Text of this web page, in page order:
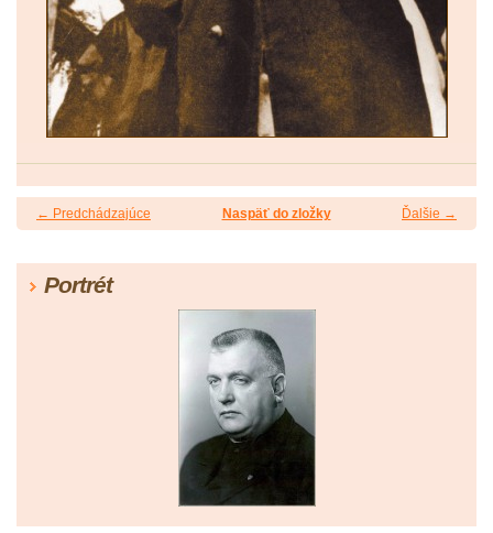
← Predchádzajúce Ďalšie →
Naspäť do zložky
Portrét